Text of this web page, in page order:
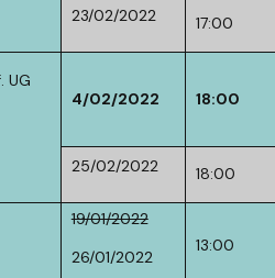
23/02/2022 17:00
UG
4/02/2022 18:00
25/02/2022 18:00
19/01/2022
26/01/2022
13:00